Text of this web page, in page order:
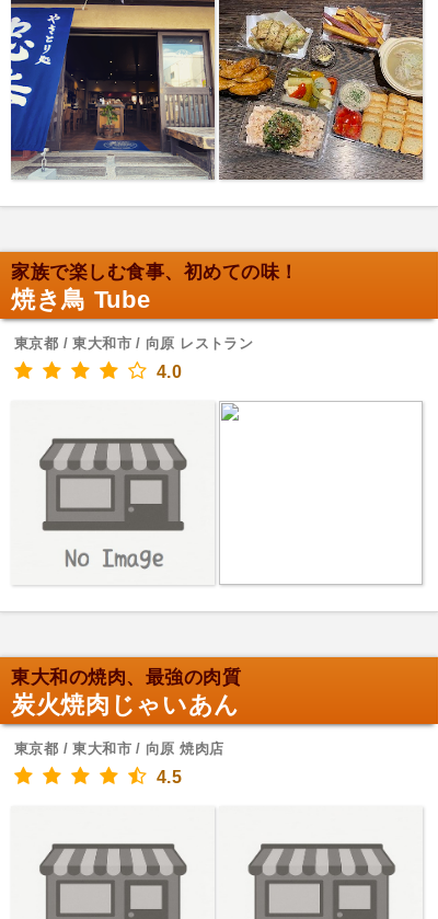
家族で楽しむ食事、初めての味！
焼き鳥 Tube
東京都 / 東大和市 / 向原 レストラン
4.0
東大和の焼肉、最強の肉質
炭火焼肉じゃいあん
東京都 / 東大和市 / 向原 焼肉店
4.5